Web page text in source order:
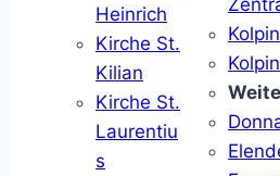
Heinrich
Kirche St.
Kilian
Kirche St.
Laurentiu
s